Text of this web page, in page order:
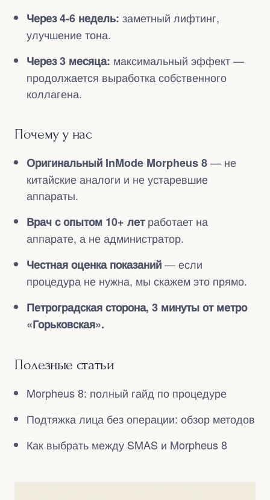
Через 4-6 недель: заметный лифтинг,
улучшение тона.
Через 3 месяца: максимальный эффект —
продолжается выработка собственного
коллагена.
Почему у нас
Оригинальный InMode Morpheus 8— не
китайские аналоги и не устаревшие
аппараты.
Врач с опытом 10+ летработает на
аппарате, а не администратор.
Честная оценка показаний— если
процедура не нужна, мы скажем это прямо.
Петроградская сторона, 3 минуты от метро
«Горьковская».
Полезные статьи
Morpheus 8: полный гайд по процедуре
Подтяжка лица без операции: обзор методов
Как выбрать между SMAS и Morpheus 8